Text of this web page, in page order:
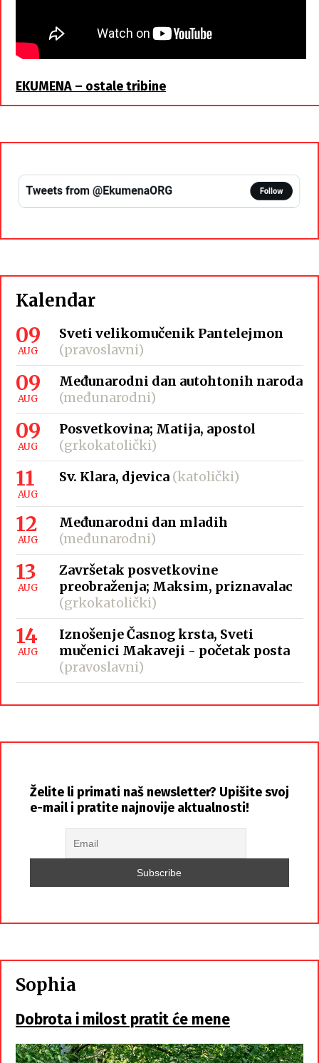
EKUMENA – ostale tribine
Kalendar
09
AUG
Sveti velikomučenik Pantelejmon
(pravoslavni)
09
AUG
Međunarodni dan autohtonih naroda
(međunarodni)
09
AUG
Posvetkovina; Matija, apostol
(grkokatolički)
11
AUG
Sv. Klara, djevica (katolički)
12
AUG
Međunarodni dan mladih
(međunarodni)
13
AUG
Završetak posvetkovine
preobraženja; Maksim, priznavalac
(grkokatolički)
14
AUG
Iznošenje Časnog krsta, Sveti
mučenici Makaveji - početak posta
(pravoslavni)
Želite li primati naš newsletter? Upišite svoj
e-mail i pratite najnovije aktualnosti!
Sophia
Dobrota i milost pratit će mene